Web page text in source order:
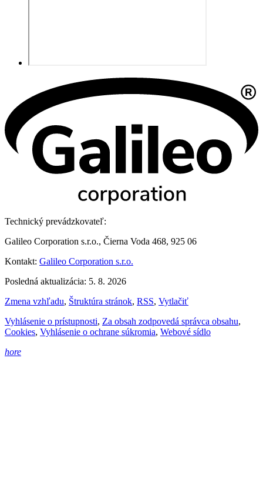
Technický prevádzkovateľ:
Galileo Corporation s.r.o., Čierna Voda 468, 925 06
Kontakt: Galileo Corporation s.r.o.
Posledná aktualizácia: 5. 8. 2026
Zmena vzhľadu, Štruktúra stránok, RSS, Vytlačiť
Vyhlásenie o prístupnosti, Za obsah zodpovedá správca obsahu,
Cookies, Vyhlásenie o ochrane súkromia, Webové sídlo
hore